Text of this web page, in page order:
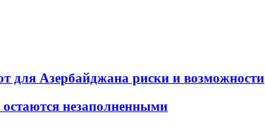
для Азербайджана риски и возможности
незаполненными